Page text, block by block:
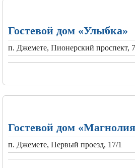
Гостевой дом «Улыбка»
п. Джемете, Пионерский проспект,
Гостевой дом
п. Джемете, Первый проезд, 17/1